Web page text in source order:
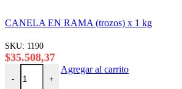
$10.704,60
hasta
varias
variantes.
pueden
CANELA EN RAMA (trozos) x 1 kg
SKU: 1190
$35.508,37
-
CANELA EN RAMA (trozos) x 1 kg cantidad
+
Agregar al carrito